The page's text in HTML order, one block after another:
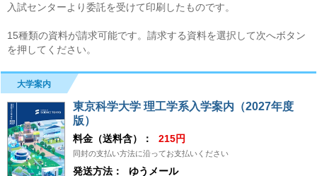
入試センターより委託を受けて印刷したものです。
15種類の資料が請求可能です。請求する資料を選択して次へボタン
を押してください。
大学案内
東京科学大学 理工学系入学案内（2027年度
版）
料金（送料含）： 215円
同封の支払い方法に沿ってお支払いください
発送方法：
ゆうメール